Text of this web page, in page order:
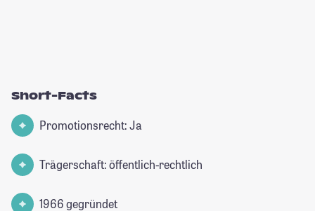
Short-Facts
Promotionsrecht: Ja
Trägerschaft: öffentlich-rechtlich
1966 gegründet